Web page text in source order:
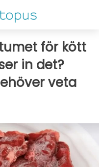
för kött
in det?
veta